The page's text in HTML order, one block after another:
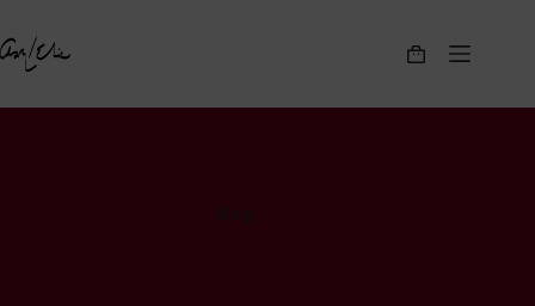
contenu
Panier